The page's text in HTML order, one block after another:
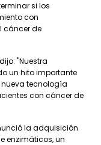
si los
con
cáncer de
"Nuestra
un hito importante
nueva tecnología
con cáncer de
la adquisición
enzimáticos, un